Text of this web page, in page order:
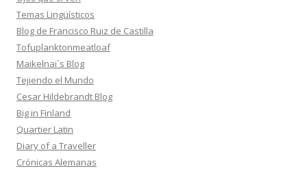
Temas Lingüísticos
Blog de Francisco Ruiz de Castilla
Tofuplanktonmeatloaf
Maikelnai´s Blog
Tejiendo el Mundo
Cesar Hildebrandt Blog
Big in Finland
Quartier Latin
Diary of a Traveller
Crónicas Alemanas